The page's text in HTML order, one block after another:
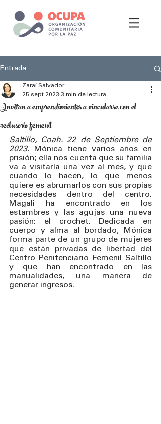
Entrada
Invitan a emprendimientos a vincularse con el
reclusorio femenil
Zaraí Salvador
25 sept 2023 3 min de lectura
Saltillo, Coah. 22 de Septiembre de
2023.
Mónica tiene varios años en
prisión; ella nos cuenta que su familia
va a visitarla una vez al mes, y que
cuando lo hacen, lo que menos
quiere es abrumarlos con sus propias
necesidades dentro del centro.
Magali ha encontrado en los
estambres y las agujas una nueva
pasión: el crochet. Dedicada en
cuerpo y alma al bordado, Mónica
forma parte de un grupo de mujeres
que están privadas de libertad del
Centro Penitenciario Femenil Saltillo
y que han encontrado en las
manualidades, una manera de
generar ingresos.